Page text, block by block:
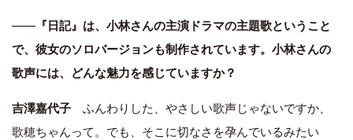
―― 『日記』は、小林さんの主演ドラマの主題歌ということ
で、彼女のソロバージョンも制作されています。小林さんの
歌声には、どんな魅力を感じていますか？
吉澤嘉代子 ふんわりした、やさしい歌声じゃないですか、
歌穂ちゃんって。でも、そこに切なさを孕んでいるみたい